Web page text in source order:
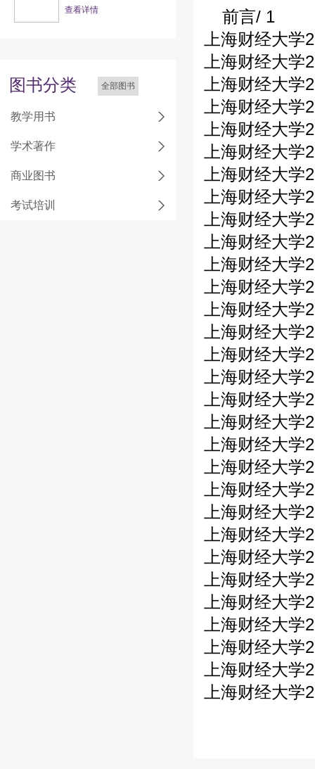
查看详情
图书分类 全部图书
教学用书
学术著作
商业图书
考试培训
前言/ 1
上海财经大
上海财经大
上海财经大
上海财经大
上海财经大
上海财经大
上海财经大
上海财经大
上海财经大
上海财经大
上海财经大
上海财经大
上海财经大
上海财经大
上海财经大
上海财经大
上海财经大
上海财经大
上海财经大
上海财经大
上海财经大
上海财经大
上海财经大
上海财经大
上海财经大
上海财经大
上海财经大
上海财经大
上海财经大
上海财经大